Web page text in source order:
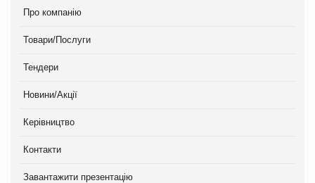
Про компанію
Товари/Послуги
Тендери
Новини/Акції
Керівництво
Контакти
Завантажити презентацію